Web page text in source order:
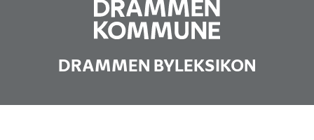
DRAMMEN BYLEKSIKON